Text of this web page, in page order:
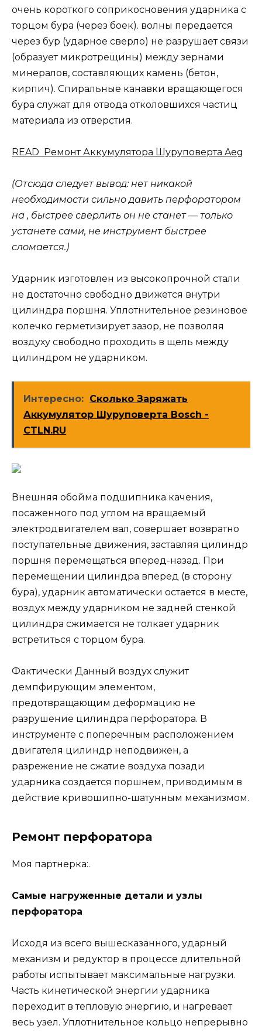
очень короткого соприкосновения ударника с
торцом бура (через боек). волны передается
через бур (ударное сверло) не разрушает связи
(образует микротрещины) между зернами
минералов, составляющих камень (бетон,
кирпич). Спиральные канавки вращающегося
бура служат для отвода отколовшихся частиц
материала из отверстия.
READ Ремонт Аккумулятора Шуруповерта Aeg
(Отсюда следует вывод: нет никакой
необходимости сильно давить перфоратором
на , быстрее сверлить он не станет — только
устанете сами, не инструмент быстрее
сломается.)
Ударник изготовлен из высокопрочной стали
не достаточно свободно движется внутри
цилиндра поршня. Уплотнительное резиновое
колечко герметизирует зазор, не позволяя
воздуху свободно проходить в щель между
цилиндром не ударником.
Интересно: Сколько Заряжать
Аккумулятор Шуруповерта Bosch -
CTLN.RU
Внешняя обойма подшипника качения,
посаженного под углом на вращаемый
электродвигателем вал, совершает возвратно
поступательные движения, заставляя цилиндр
поршня перемещаться вперед-назад. При
перемещении цилиндра вперед (в сторону
бура), ударник автоматически остается в месте,
воздух между ударником не задней стенкой
цилиндра сжимается не толкает ударник
встретиться с торцом бура.
Фактически Данный воздух служит
демпфирующим элементом,
предотвращающим деформацию не
разрушение цилиндра перфоратора. В
инструменте с поперечным расположением
двигателя цилиндр неподвижен, а
разрежение не сжатие воздуха позади
ударника создается поршнем, приводимым в
действие кривошипно-шатунным механизмом.
Ремонт перфоратора
Моя партнерка:.
Самые нагруженные детали и узлы
перфоратора
Исходя из всего вышесказанного, ударный
механизм и редуктор в процессе длительной
работы испытывает максимальные нагрузки.
Часть кинетической энергии ударника
переходит в тепловую энергию, и нагревает
весь узел. Уплотнительное кольцо непрерывно